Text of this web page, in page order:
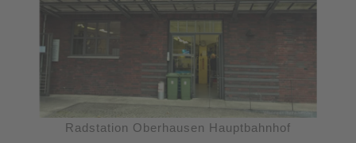
Radstation Oberhausen Hauptbahnhof